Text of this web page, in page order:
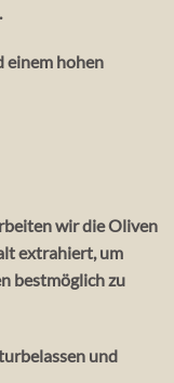
einem hohen
wir die Oliven
extrahiert, um
bestmöglich zu
und